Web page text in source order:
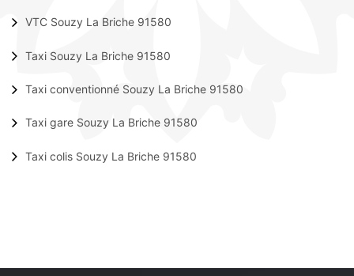
VTC Souzy La Briche 91580
Taxi Souzy La Briche 91580
Taxi conventionné Souzy La Briche 91580
Taxi gare Souzy La Briche 91580
Taxi colis Souzy La Briche 91580